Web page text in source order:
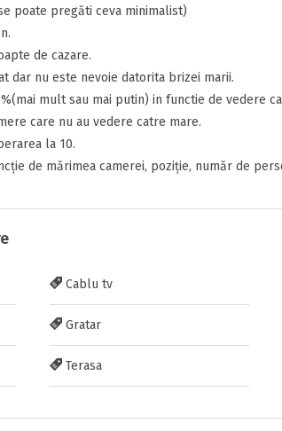
poate pregăti ceva minimalist)
de cazare.
dar nu este nevoie datorita brizei marii.
mult sau mai putin) in functie de vedere
care nu au vedere catre mare.
la 10.
de mărimea camerei, poziție, număr de
Cablu tv
Gratar
Terasa
Inscrieti-va GRATUIT pe grupul nostru de
Trimite solicitarea